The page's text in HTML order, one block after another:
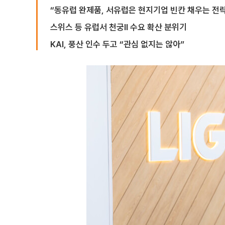
“동유럽 완제품, 서유럽은 현지기업 빈칸 채우는 전
스위스 등 유럽서 천궁Ⅱ 수요 확산 분위기
KAI, 풍산 인수 두고 “관심 없지는 않아”